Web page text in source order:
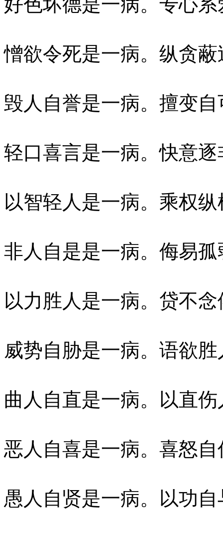
好色坏德是一病。专心
憎欲令死是一病。纵贪
毁人自誉是一病。擅变
轻口喜言是一病。快意
以智轻人是一病。乘权
非人自是是一病。侮易
以力胜人是一病。贷不
威势自胁是一病。语欲
曲人自直是一病。以直
恶人自喜是一病。喜怒
愚人自贤是一病。以功